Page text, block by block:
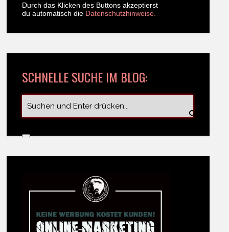
Durch das Klicken des Buttons akzeptierst
du automatisch die Datenschutzhinweise.
SCHNELLE SUCHE IM BLOG: